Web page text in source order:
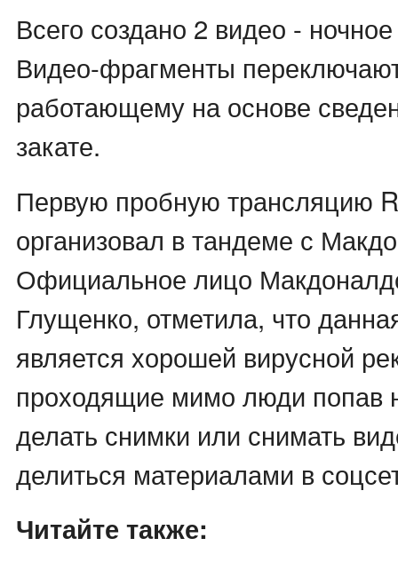
Всего создано 2 видео -
Видео-фрагменты
работающему на основе
закате.
Первую пробную трансляцию
организовал в тандеме с
Официальное лицо
Глущенко, отметила, что
является хорошей вирусной
проходящие мимо люди попав
делать снимки или снимать
делиться материалами в
Читайте также: